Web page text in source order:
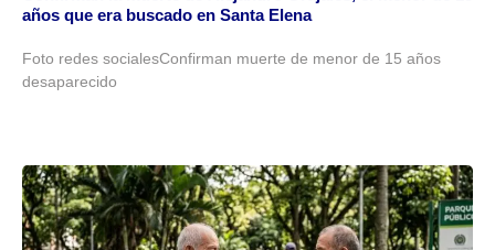
años que era buscado en Santa Elena
Foto redes socialesConfirman muerte de menor de 15 años
desaparecido